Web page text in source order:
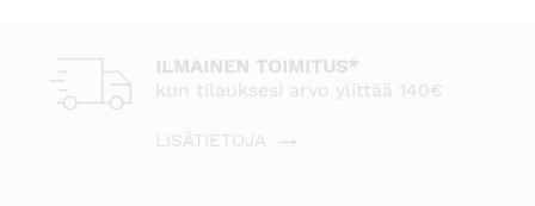
ILMAINEN TOIMITUS*
kun tilauksesi arvo ylittää 140€
LISÄTIETOJA